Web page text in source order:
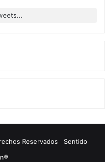
Reservados Sentido